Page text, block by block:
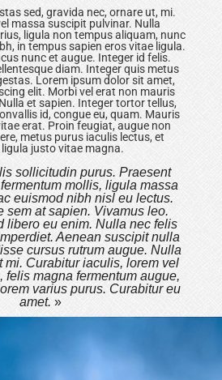
sed, gravida nec, ornare ut, mi.
massa suscipit pulvinar. Nulla
ligula non tempus aliquam, nunc
in tempus sapien eros vitae ligula.
nunc et augue. Integer id felis.
diam. Integer quis metus
Lorem ipsum dolor sit amet,
elit. Morbi vel erat non mauris
et sapien. Integer tortor tellus,
id, congue eu, quam. Mauris
erat. Proin feugiat, augue non
metus purus iaculis lectus, et
justo vitae magna.
sollicitudin purus. Praesent
mollis, ligula massa
euismod nibh nisl eu lectus.
sem at sapien. Vivamus leo.
libero eu enim. Nulla nec felis
Aenean suscipit nulla
cursus rutrum augue. Nulla
mi. Curabitur iaculis, lorem vel
felis magna fermentum augue,
varius purus. Curabitur eu
amet. »